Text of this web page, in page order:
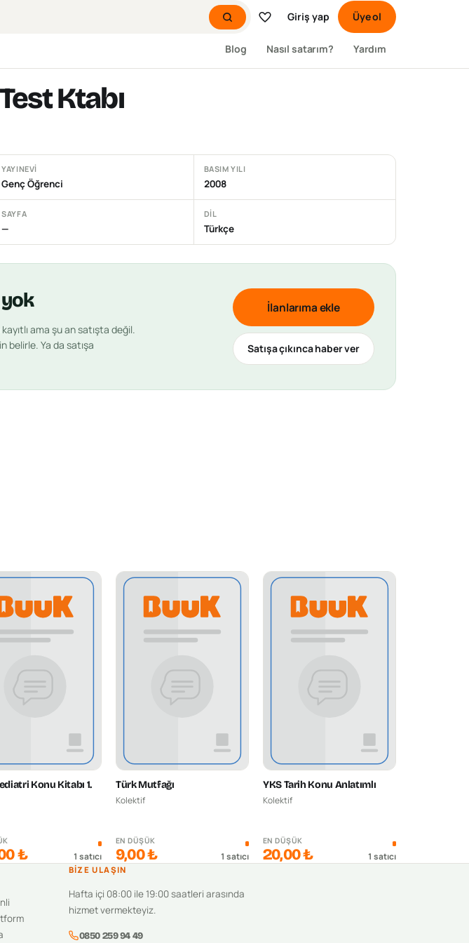
Giriş yap Üye ol
Blog Nasıl satarım? Yardım
Ktabı
YAYINEVI
Genç Öğrenci
BASIM YILI
2008
SAYFA
—
DIL
Türkçe
ama şu an satışta değil.
belirle. Ya da satışa
İlanlarıma ekle
Satışa çıkınca haber ver
Konu Kitabı 1.
₺ 1 satıcı
Türk Mutfağı
Kolektif
EN DÜŞÜK
9,00 ₺ 1 satıcı
YKS Tarih Konu Anlatımlı
Kolektif
EN DÜŞÜK
20,00 ₺ 1 satıcı
BIZE ULAŞIN
Hafta içi 08:00 ile 19:00 saatleri arasında
hizmet vermekteyiz.
0850 259 94 49